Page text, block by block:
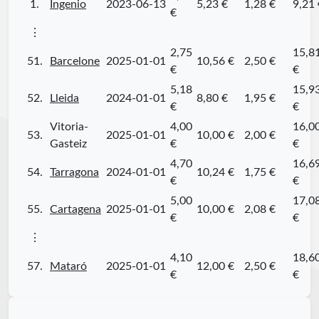
1. Ingenio 2023-06-13
€
5,23 € 1,28 € 9,21
⋮
51. Barcelone 2025-01-01
2,75
€
10,56 € 2,50 €
€
52. Lleida 2024-01-01
5,18
€
8,80 € 1,95 €
€
53.
Vitoria-
Gasteiz
2025-01-01
4,00
€
10,00 € 2,00 €
€
54. Tarragona 2024-01-01
4,70
€
10,24 € 1,75 €
€
55. Cartagena 2025-01-01
5,00
€
10,00 € 2,08 €
€
⋮
57. Mataró 2025-01-01
4,10
€
12,00 € 2,50 €
€